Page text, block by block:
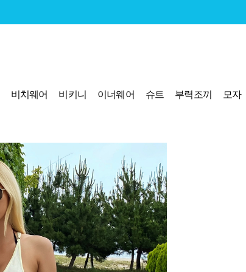
비치웨어 비키니 이너웨어 슈트 부력조끼 모자